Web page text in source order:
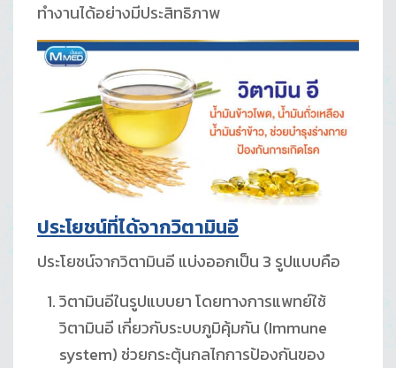
ทำงานได้อย่างมีประสิทธิภาพ
ประโยชน์ที่ได้จากวิตามินอี
ประโยชน์จากวิตามินอี แบ่งออกเป็น 3 รูปแบบคือ
วิตามินอีในรูปแบบยา โดยทางการแพทย์ใช้
วิตามินอี เกี่ยวกับระบบภูมิคุ้มกัน (Immune
system) ช่วยกระตุ้นกลไกการป้องกันของ